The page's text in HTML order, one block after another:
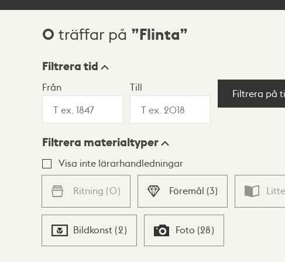
Sökresultat
0 träffar på Flinta
Visningsläge
Lista Karta
Filtrera tid
Från Till
Filtrera på
Filtrera materialtyper
Visa inte lärarhandledningar
Ritning (0) Föremål (3)
Bildkonst (2) Foto (28)